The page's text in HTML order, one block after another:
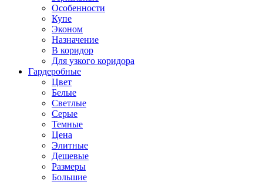
Особенности
Купе
Эконом
Назначение
В коридор
Для узкого коридора
Гардеробные
Цвет
Белые
Светлые
Серые
Темные
Цена
Элитные
Дешевые
Размеры
Большие